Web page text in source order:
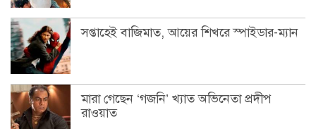
সপ্তাহেই বাজিমাত, আয়ের শিখরে স্পাইডার-ম্যান
মারা গেছেন ‘গজনি’ খ্যাত অভিনেতা প্রদীপ
রাওয়াত